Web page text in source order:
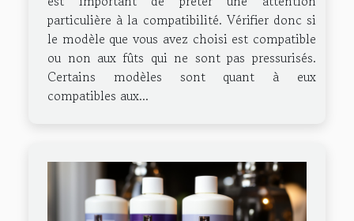
particulière à la compatibilité. Vérifier donc si
le modèle que vous avez choisi est compatible
ou non aux fûts qui ne sont pas pressurisés.
Certains modèles sont quant à eux
compatibles aux...